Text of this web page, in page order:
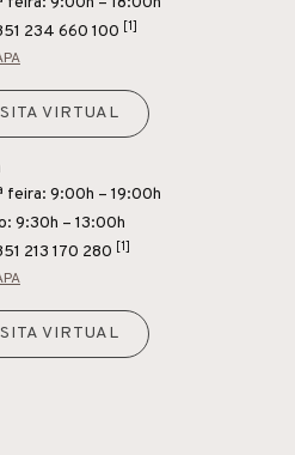
234 660 100 [1]
VIRTUAL
feira: 9:00h – 19:00h
9:30h – 13:00h
213 170 280 [1]
VIRTUAL